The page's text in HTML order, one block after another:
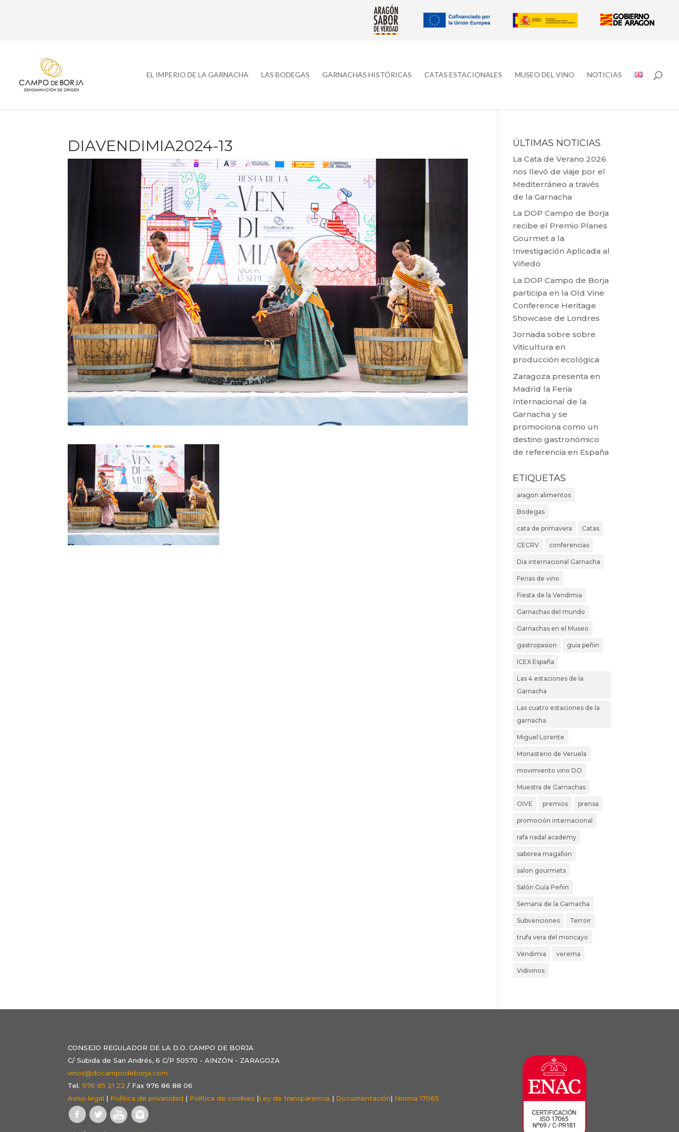
EL IMPERIO DE LA GARNACHA LAS BODEGAS GARNACHAS HISTÓRICAS CATAS ESTACIONALES MUSEO DEL VINO NOTICIAS
DIAVENDIMIA2024-13 ÚLTIMAS NOTICIAS
La Cata de Verano 2026
nos llevó de viaje por el
Mediterráneo a través
de la Garnacha
La DOP Campo de Borja
recibe el Premio Planes
Gourmet a la
Investigación Aplicada al
Viñedo
La DOP Campo de Borja
participa en la Old Vine
Conference Heritage
Showcase de Londres
Jornada sobre sobre
Viticultura en
producción ecológica
Zaragoza presenta en
Madrid la Feria
Internacional de la
Garnacha y se
promociona como un
destino gastronómico
de referencia en España
ETIQUETAS
aragon alimentos
Bodegas
cata de primavera Catas
CECRV conferencias
Dia internacional Garnacha
Ferias de vino
Fiesta de la Vendimia
Garnachas del mundo
Garnachas en el Museo
gastropasion guia peñin
ICEX España
Las 4 estaciones de la
Garnacha
Las cuatro estaciones de la
garnacha
Miguel Lorente
Monasterio de Veruela
movimiento vino DO
Muestra de Garnachas
OIVE premios prensa
promoción internacional
rafa nadal academy
saborea magallon
salon gourmets
Salón Guía Peñin
Semana de la Garnacha
Subvenciones Terroir
trufa vera del moncayo
Vendimia verema
Vidivinos
CONSEJO REGULADOR DE LA D.O. CAMPO DE BORJA
C/ Subida de San Andrés, 6 C/P 50570 - AINZÓN - ZARAGOZA
vinos@docampodeborja.com
Tel.976 85 21 22 / Fax 976 86 88 06
Aviso legal | Política de privacidad | Política de cookies |Ley de transparencia | Documentación| Norma 17065